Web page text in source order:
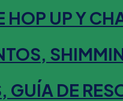
HOP UP Y
GUÍA DE